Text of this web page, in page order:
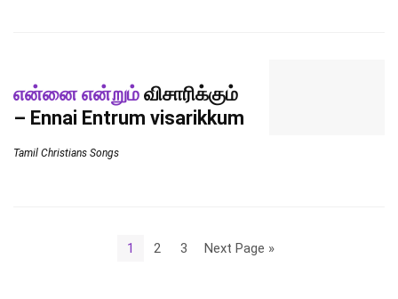
என்னை என்றும் விசாரிக்கும்
– Ennai Entrum visarikkum
Tamil Christians Songs
1 2 3 Next Page »